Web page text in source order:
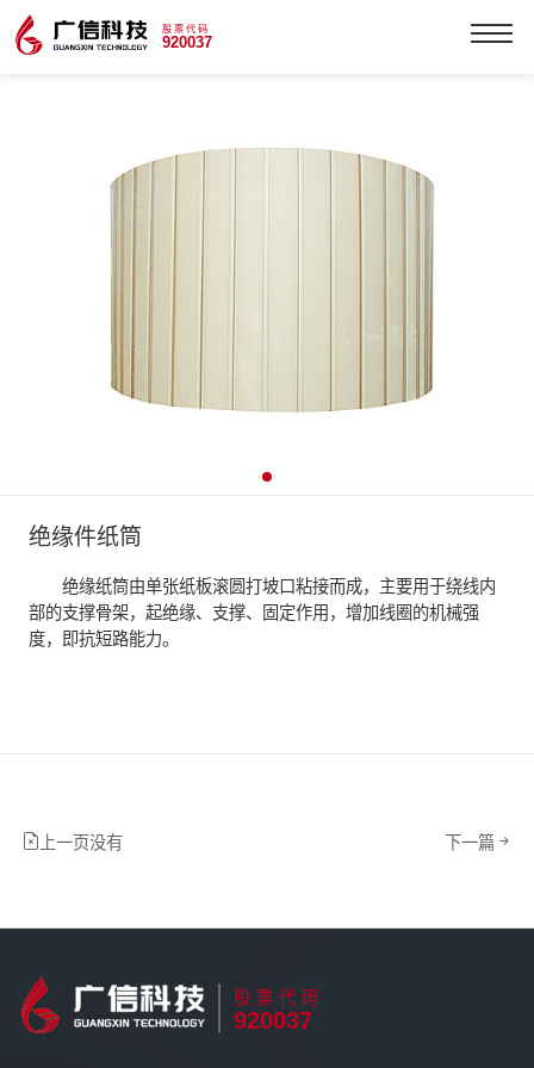
股票代码
920037
绝缘件纸筒
绝缘纸筒由单张纸板滚圆打坡口粘接而成，主要用于绕线内
部的支撑骨架，起绝缘、支撑、固定作用，增加线圈的机械强
度，即抗短路能力。
上一页没有 下一篇
股票代码
920037